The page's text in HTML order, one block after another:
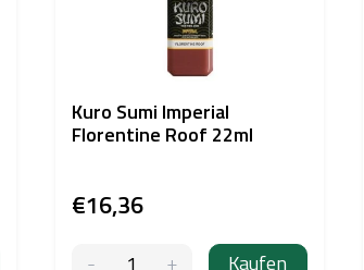
Kuro Sumi Imperial
Florentine Roof 22ml
€16,36
Kaufen